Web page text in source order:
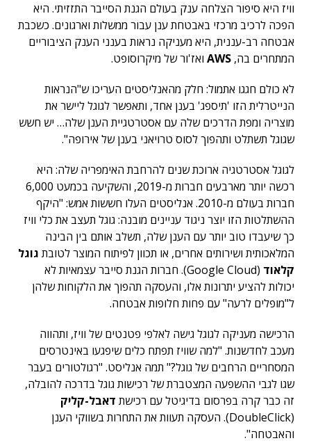
וויז היא סיפור הצלחה ענק בעולם הגנת הסייבר התזזיתי. היא
הפכה לרכיב מרכזי באבטחת ענן עבור ממשלות וארגונים. כשכבת
אבטחה רב-עננית, היא מעניקה נראות בענני הענק הציבוריים
המתחרים בה, AWS ואז'ור של מיקרוסופט.
לא כולם חגגו אתמול: חלק מהאנליסטים העריכו ש"הנראות
הנייטרלית הזו 'תיספג' בענן אחד, ותאפשר לגוגל ליישר את
מוצריה ומפת הדרכים שלה עם אסטרטגיית הענן שלה… יש חשש
שגוגל תשתלט ותהפוך לסוס טרויאני בענן של אירופה".
לגוגל אסטרטגיה ארוכת שנים להרחבת האימפריה שלה: היא
רכשה יותר מארבעים חברות מ-2019, והשקיעה בכמעט 6,000
חברות בעולם מ-2010. אנליסטים העלו חששות אמש: "היקף
ההשתלטות הזו יוצר ניגוד עניינים מובנה: גוגל תעצב את כלי וויז
כך שיעבדו טוב יותר עם הענן שלה, תשלב אותם בין הבינה
המלאכותית ושירותים אחרים, או תכוון לפיתוח המוצר לטובת גוגל
קלאוד
(Google Cloud). חברות הגנת סייבר עצמאיות לא
יכולות להציע יתרונות אלו, והעסקה תהפוך את הלקוחות שלהן
ל"מופלים לרעה" עם פחות חלופות אבטחה.
הרכישה מעניקה לגוגל גישה לאלפי פטנטים של וויז, ותהווה
מעכב לחדשנות. "למה שוויז תפתח כלים שיפגעו באינטרסים
המסחריים הרחבים של גוגל?" תמה אנליסט. "רגולטורים בעבר
שגו לגבי ההשפעה המצטברת של רכישות גוגל בדרכה להובלה,
זה כבר קרה בפרסום בדיגיטל עם רכישת דאבל-קליק
(DoubleClick). העסקה תעוות את התחרות בשווקי הענן
והאבטחה".